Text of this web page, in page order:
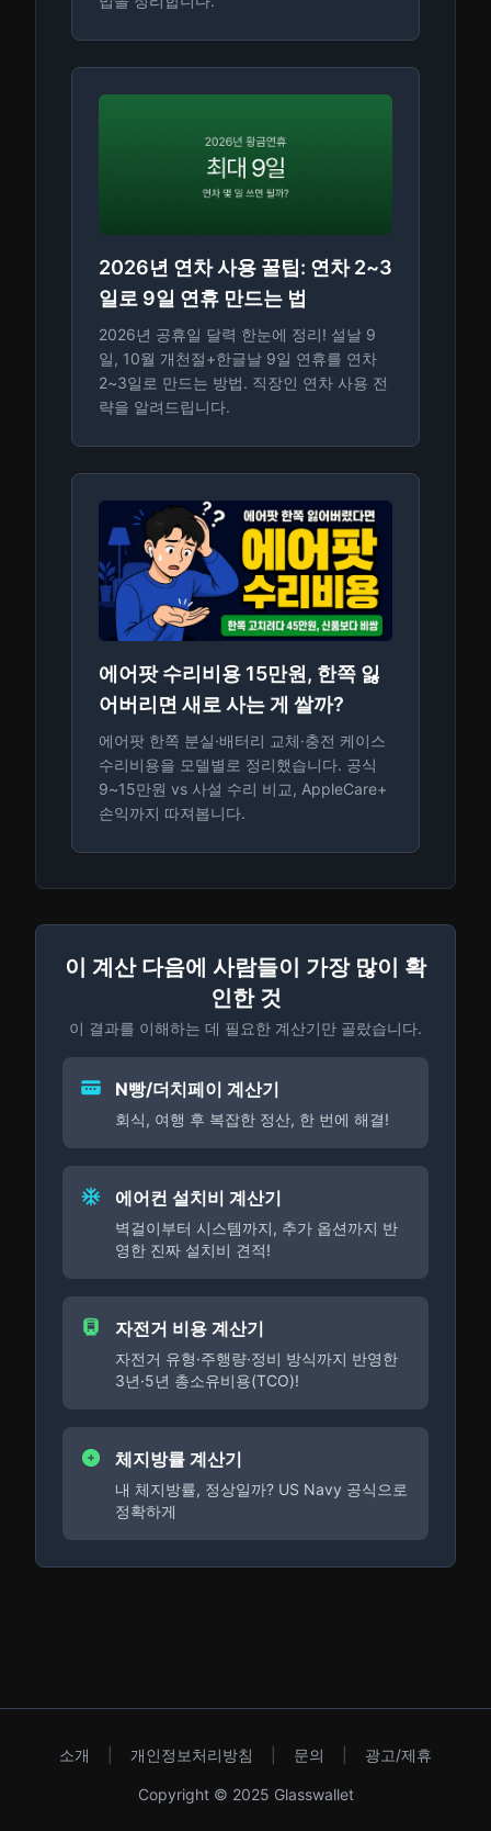
2026년 연차 사용 꿀팁: 연차 2~3
일로 9일 연휴 만드는 법
2026년 공휴일 달력 한눈에 정리! 설날 9
일, 10월 개천절+한글날 9일 연휴를 연차
2~3일로 만드는 방법. 직장인 연차 사용 전
략을 알려드립니다.
에어팟 수리비용 15만원, 한쪽 잃
어버리면 새로 사는 게 쌀까?
에어팟 한쪽 분실·배터리 교체·충전 케이스
수리비용을 모델별로 정리했습니다. 공식
9~15만원 vs 사설 수리 비교, AppleCare+
손익까지 따져봅니다.
이 계산 다음에 사람들이 가장 많이 확
인한 것
이 결과를 이해하는 데 필요한 계산기만 골랐습니다.
N빵/더치페이 계산기
회식, 여행 후 복잡한 정산, 한 번에 해결!
에어컨 설치비 계산기
벽걸이부터 시스템까지, 추가 옵션까지 반
영한 진짜 설치비 견적!
자전거 비용 계산기
자전거 유형·주행량·정비 방식까지 반영한
3년·5년 총소유비용(TCO)!
체지방률 계산기
내 체지방률, 정상일까? US Navy 공식으로
정확하게
소개 개인정보처리방침 문의 광고/제휴
Copyright © 2025 Glasswallet